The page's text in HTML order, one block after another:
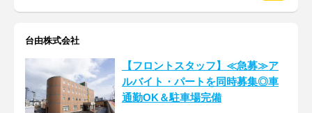
台由株式会社
【フロントスタッフ】≪急募≫ア
ルバイト・パートを同時募集◎車
通勤OK＆駐車場完備